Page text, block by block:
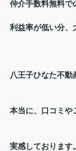
仲介手数料無料で
利益率が低い分、
八王子ひなた不動
本当に、口コミや
実感しております。